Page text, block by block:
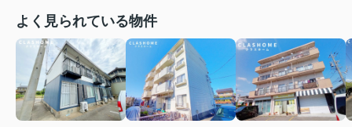
よく見られている物件